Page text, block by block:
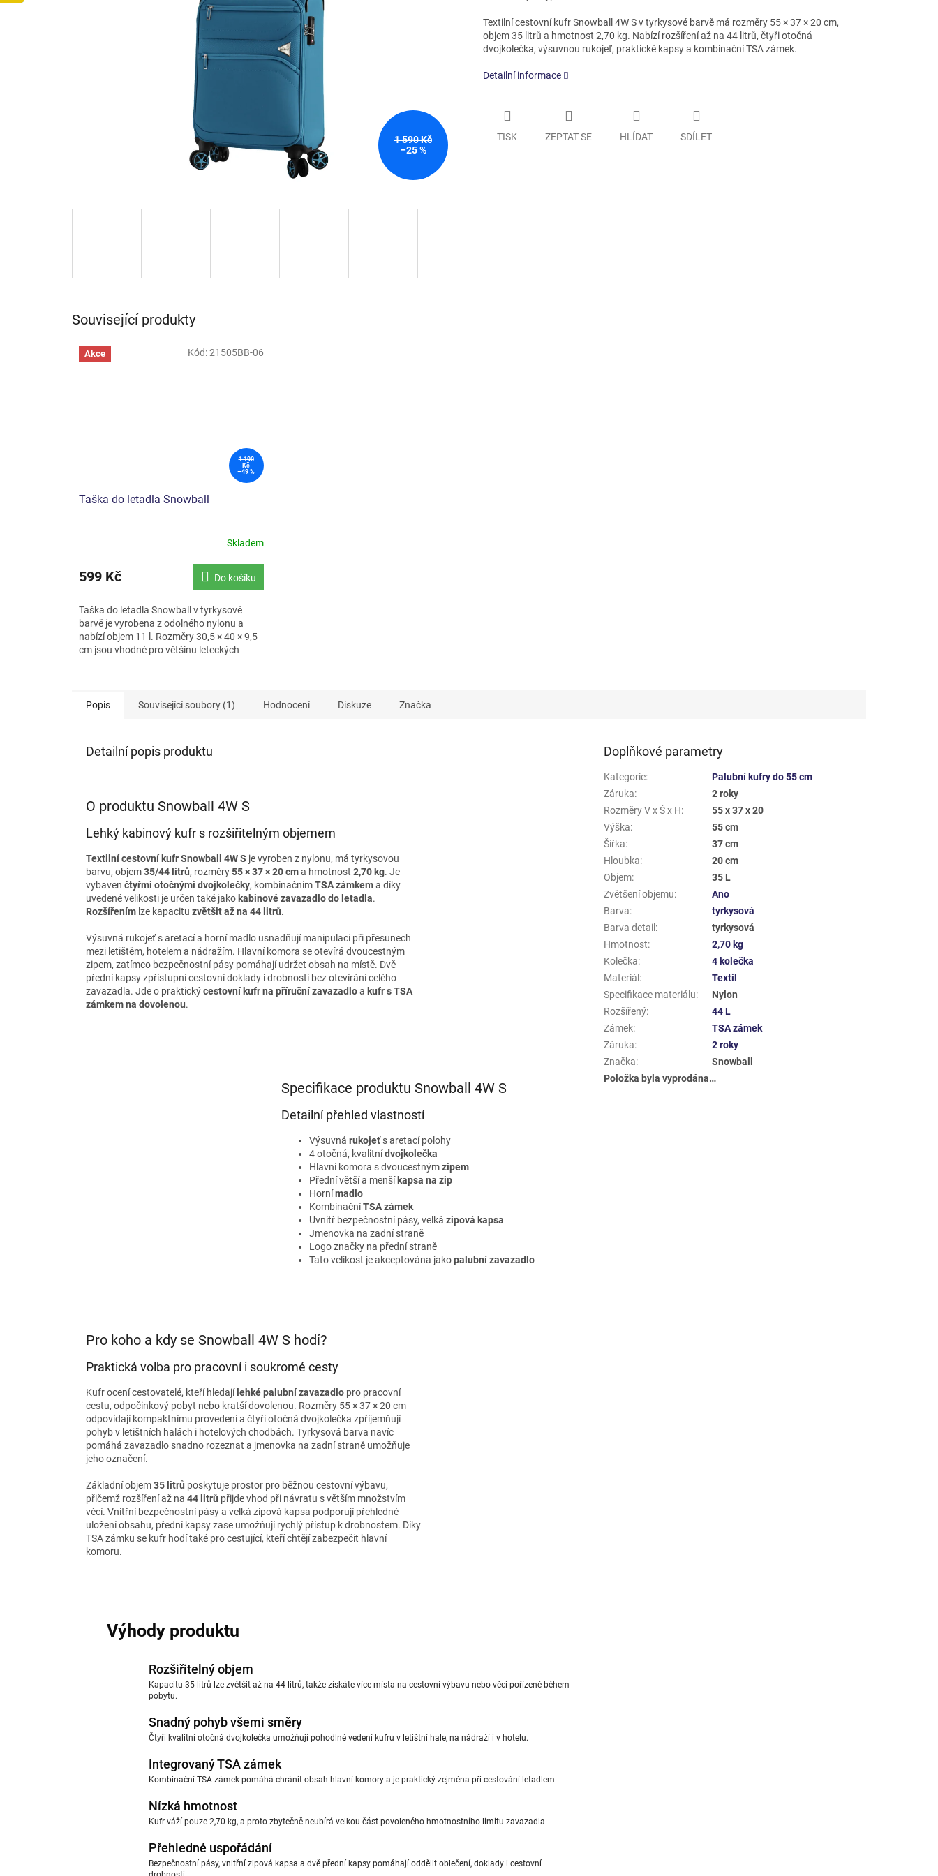
1 590 Kč
–25 %
Textilní cestovní kufr Snowball 4W S v tyrkysové barvě má rozměry 55 × 37 × 20 cm,
objem 35 litrů a hmotnost 2,70 kg. Nabízí rozšíření až na 44 litrů, čtyři otočná
dvojkolečka, výsuvnou rukojeť, praktické kapsy a kombinační TSA zámek.
Detailní informace
TISK ZEPTAT SE HLÍDAT SDÍLET
Související produkty
Akce
1 190
Kč
–49 %
Taška do letadla Snowball
Skladem
599 Kč Do košíku
Taška do letadla Snowball v tyrkysové
barvě je vyrobena z odolného nylonu a
nabízí objem 11 l. Rozměry 30,5 × 40 × 9,5
cm jsou vhodné pro většinu leteckých
Kód:21505BB-06
Popis Související soubory (1) Hodnocení Diskuze Značka
Detailní popis produktu
O produktu Snowball 4W S
Lehký kabinový kufr s rozšiřitelným objemem
Textilní cestovní kufr Snowball 4W S je vyroben z nylonu, má tyrkysovou
barvu, objem35/44 litrů, rozměry55 × 37 × 20 cma hmotnost 2,70 kg. Je
vybaven čtyřmi otočnými dvojkolečky, kombinačnímTSA zámkema díky
uvedené velikosti je určen také jakokabinové zavazadlo do letadla.
Rozšířením lze kapacitu zvětšit až na 44 litrů.
Výsuvná rukojeť s aretací a horní madlo usnadňují manipulaci při přesunech
mezi letištěm, hotelem a nádražím. Hlavní komora se otevírá dvoucestným
zipem, zatímco bezpečnostní pásy pomáhají udržet obsah na místě. Dvě
přední kapsy zpřístupní cestovní doklady i drobnosti bez otevírání celého
zavazadla. Jde o praktickýcestovní kufr na příruční zavazadloa kufr s TSA
zámkem na dovolenou.
Specifikace produktu Snowball 4W S
Detailní přehled vlastností
Výsuvná rukojeťs aretací polohy
4 otočná, kvalitnídvojkolečka
Hlavní komora s dvoucestnýmzipem
Přední větší a menšíkapsa na zip
Hornímadlo
KombinačníTSA zámek
Uvnitř bezpečnostní pásy, velká zipová kapsa
Jmenovka na zadní straně
Logo značky na přední straně
Tato velikost je akceptována jakopalubní zavazadlo
Pro koho a kdy se Snowball 4W S hodí?
Praktická volba pro pracovní i soukromé cesty
Kufr ocení cestovatelé, kteří hledajílehké palubní zavazadlo pro pracovní
cestu, odpočinkový pobyt nebo kratší dovolenou. Rozměry 55 × 37 × 20 cm
odpovídají kompaktnímu provedení a čtyři otočná dvojkolečka zpříjemňují
pohyb v letištních halách i hotelových chodbách. Tyrkysová barva navíc
pomáhá zavazadlo snadno rozeznat a jmenovka na zadní straně umožňuje
jeho označení.
Základní objem35 litrů poskytuje prostor pro běžnou cestovní výbavu,
přičemž rozšíření až na 44 litrů přijde vhod při návratu s větším množstvím
věcí. Vnitřní bezpečnostní pásy a velká zipová kapsa podporují přehledné
uložení obsahu, přední kapsy zase umožňují rychlý přístup k drobnostem. Díky
TSA zámku se kufr hodí také pro cestující, kteří chtějí zabezpečit hlavní
komoru.
Výhody produktu
Rozšiřitelný objem
Kapacitu 35 litrů lze zvětšit až na 44 litrů, takže získáte více místa na cestovní výbavu nebo věci pořízené během
pobytu.
Snadný pohyb všemi směry
Čtyři kvalitní otočná dvojkolečka umožňují pohodlné vedení kufru v letištní hale, na nádraží i v hotelu.
Integrovaný TSA zámek
Kombinační TSA zámek pomáhá chránit obsah hlavní komory a je praktický zejména při cestování letadlem.
Nízká hmotnost
Kufr váží pouze 2,70 kg, a proto zbytečně neubírá velkou část povoleného hmotnostního limitu zavazadla.
Přehledné uspořádání
Bezpečnostní pásy, vnitřní zipová kapsa a dvě přední kapsy pomáhají oddělit oblečení, doklady i cestovní
Doplňkové parametry
Kategorie:
Palubní kufry do 55 cm
Záruka:
2 roky
Rozměry V x Š x H:
55 x 37 x 20
Výška:
55 cm
Šířka:
37 cm
Hloubka:
20 cm
Objem:
35 L
Zvětšení objemu:
Ano
Barva:
tyrkysová
Barva detail:
tyrkysová
Hmotnost:
2,70 kg
Kolečka:
4 kolečka
Materiál:
Textil
Specifikace materiálu:
Nylon
Rozšířený:
44 L
Zámek:
TSA zámek
Záruka:
2 roky
Značka:
Snowball
Položka byla vyprodána…